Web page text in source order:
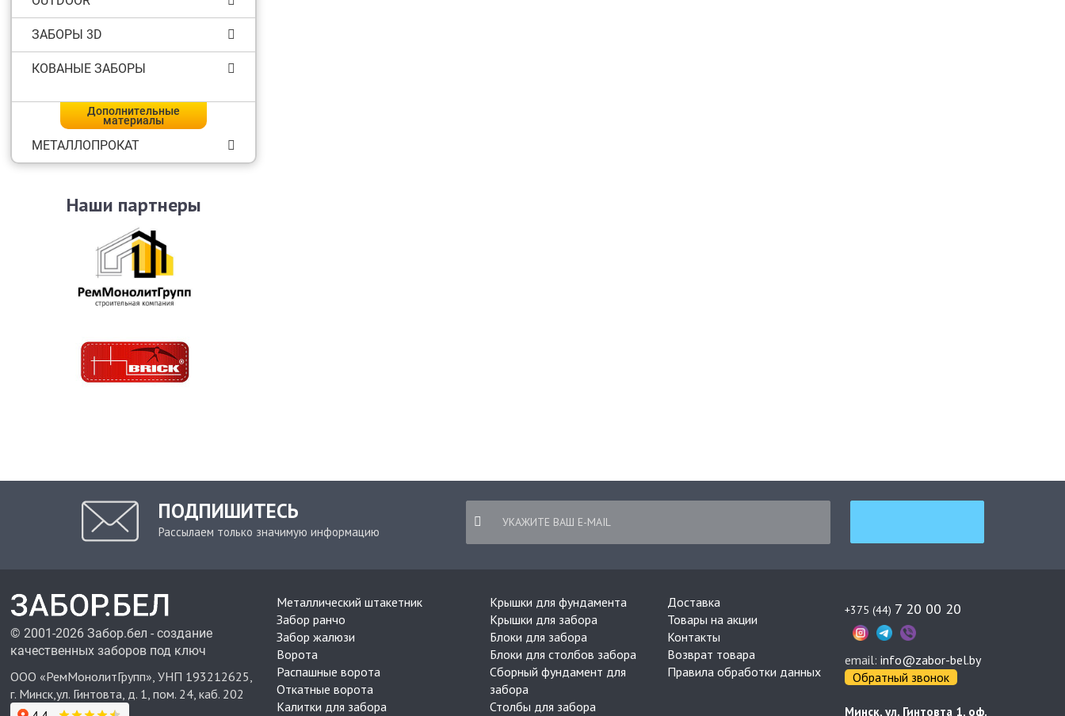
ЗАБОРЫ 3D
КОВАНЫЕ ЗАБОРЫ
Дополнительные
материалы
МЕТАЛЛОПРОКАТ
Наши партнеры
ПОДПИШИТЕСЬ
Рассылаем только значимую информацию
© 2001-2026 Забор.бел - создание
качественных заборов под ключ
ООО «РемМонолитГрупп», УНП 193212625,
г. Минск,ул. Гинтовта, д. 1, пом. 24, каб. 202
Металлический штакетник
Забор ранчо
Забор жалюзи
Ворота
Распашные ворота
Откатные ворота
Калитки для забора
Крышки для фундамента
Крышки для забора
Блоки для забора
Блоки для столбов забора
Сборный фундамент для
забора
Столбы для забора
Доставка
Товары на акции
Контакты
Возврат товара
Правила обработки данных
+375 (44) 7 20 00 20
email: info@zabor-bel.by
Обратный звонок
Минск, ул. Гинтовта 1, оф.